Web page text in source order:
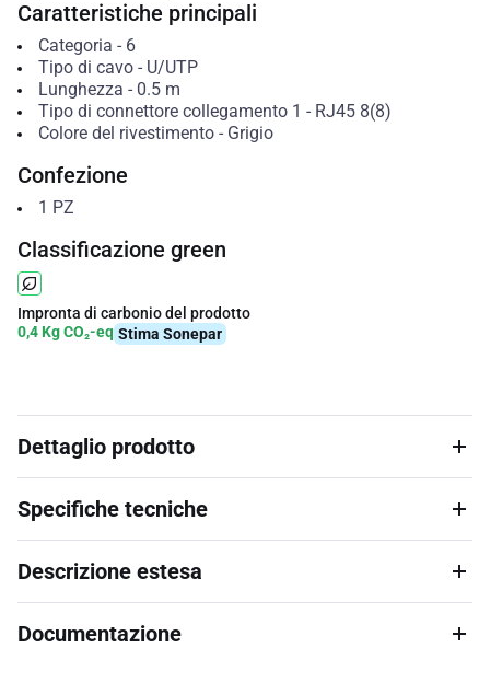
Caratteristiche principali
Categoria - 6
Tipo di cavo- U/UTP
Lunghezza - 0.5 m
Tipo di connettore collegamento 1 - RJ45 8(8)
Colore del rivestimento- Grigio
Confezione
1 PZ
Classificazione green
Impronta di carbonio del prodotto
0,4 Kg CO₂-eq Stima Sonepar
Dettaglio prodotto
Specifiche tecniche
Descrizione estesa
Documentazione